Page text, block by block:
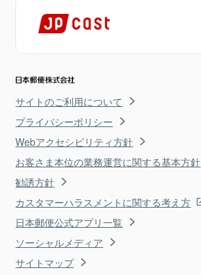
サイトのご利用について
プライバシーポリシー
Webアクセシビリティ方針
お客さま本位の業務運営に関する基本方針
勧誘方針
カスタマーハラスメントに関する考え方
日本郵便公式アプリ一覧
ソーシャルメディア
サイトマップ